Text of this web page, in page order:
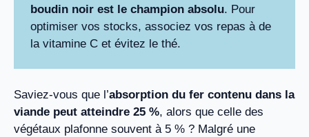
boudin noir est le champion absolu. Pour
optimiser vos stocks, associez vos repas à de
la vitamine C et évitez le thé.
Saviez-vous que l’absorption du fer contenu dans la
viande peut atteindre 25 %, alors que celle des
végétaux plafonne souvent à 5 % ? Malgré une